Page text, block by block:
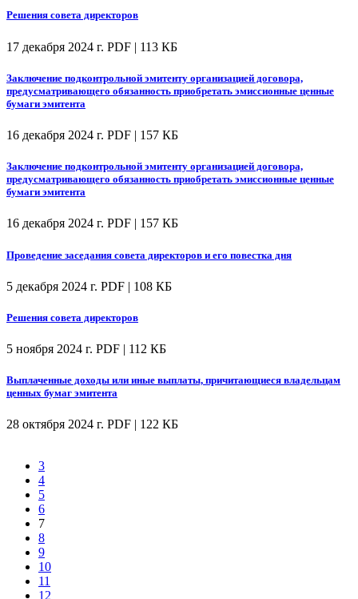
Решения совета директоров
17 декабря 2024 г. PDF | 113 КБ
Заключение подконтрольной эмитенту организацией договора,
предусматривающего обязанность приобретать эмиссионные ценные
бумаги эмитента
16 декабря 2024 г. PDF | 157 КБ
Заключение подконтрольной эмитенту организацией договора,
предусматривающего обязанность приобретать эмиссионные ценные
бумаги эмитента
16 декабря 2024 г. PDF | 157 КБ
Проведение заседания совета директоров и его повестка дня
5 декабря 2024 г. PDF | 108 КБ
Решения совета директоров
5 ноября 2024 г. PDF | 112 КБ
Выплаченные доходы или иные выплаты, причитающиеся владельцам
ценных бумаг эмитента
28 октября 2024 г. PDF | 122 КБ
3
4
5
6
7
8
9
10
11
12